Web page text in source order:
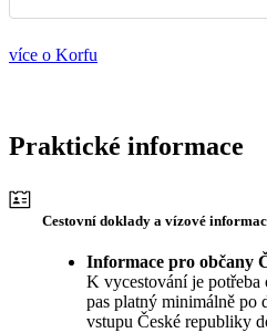
více o Korfu
Praktické informace
Cestovní doklady a vízové
Informace pro občany
K vycestování je potřeba
pas platný minimálně po
vstupu České republiky